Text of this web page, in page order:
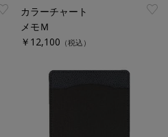
カラーチャート
メモＭ
￥12,100 （税込）